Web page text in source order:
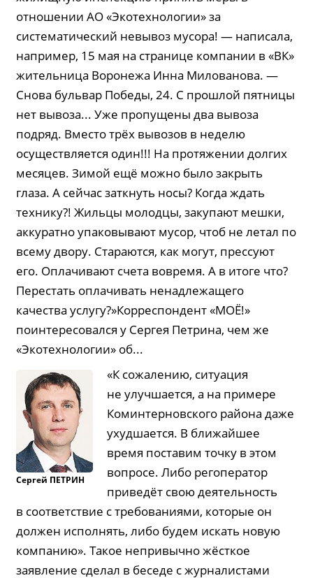
отношении АО «Экотехнологии» за
систематический невывоз мусора! — написала,
например, 15 мая на странице компании в «ВК»
жительница Воронежа Инна Милованова. —
Снова бульвар Победы, 24. С прошлой пятницы
нет вывоза... Уже пропущены два вывоза
подряд. Вместо трёх вывозов в неделю
осуществляется один!!! На протяжении долгих
месяцев. Зимой ещё можно было закрыть
глаза. А сейчас заткнуть носы? Когда ждать
технику?! Жильцы молодцы, закупают мешки,
аккуратно упаковывают мусор, чтоб не летал по
всему двору. Стараются, как могут, прессуют
его. Оплачивают счета вовремя. А в итоге что?
Перестать оплачивать ненадлежащего
качества услугу?»Корреспондент «МОЁ!»
поинтересовался у Сергея Петрина, чем же
«Экотехнологии» об...
Сергей ПЕТРИН
«К сожалению, ситуация
не улучшается, а на примере
Коминтерновского района даже
ухудшается. В ближайшее
время поставим точку в этом
вопросе. Либо регоператор
приведёт свою деятельность
в соответствие с требованиями, которые он
должен исполнять, либо будем искать новую
компанию». Такое непривычно жёсткое
заявление сделал в беседе с журналистами